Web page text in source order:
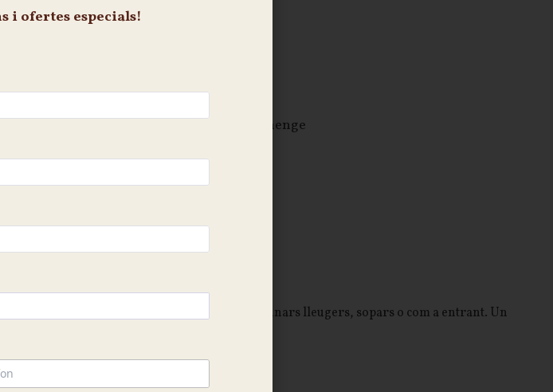
Afegeix a la cistella
Temps de preparació: 12h
Recollida disponible de dilluns a diumenge
i i porros frescs. És una opció ideal per a dinars lleugers, sopars o com a entrant. Un
i ofertes especials!